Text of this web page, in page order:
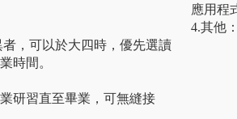
，可以於大四時，優先選讀
時間。
研習直至畢業，可無縫接
應用程
4.其他